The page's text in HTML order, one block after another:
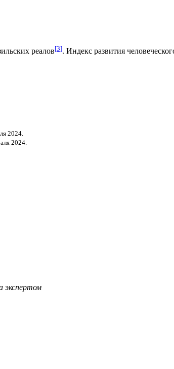
реалов[3]. Индекс развития
2024.
2024.
экспертом